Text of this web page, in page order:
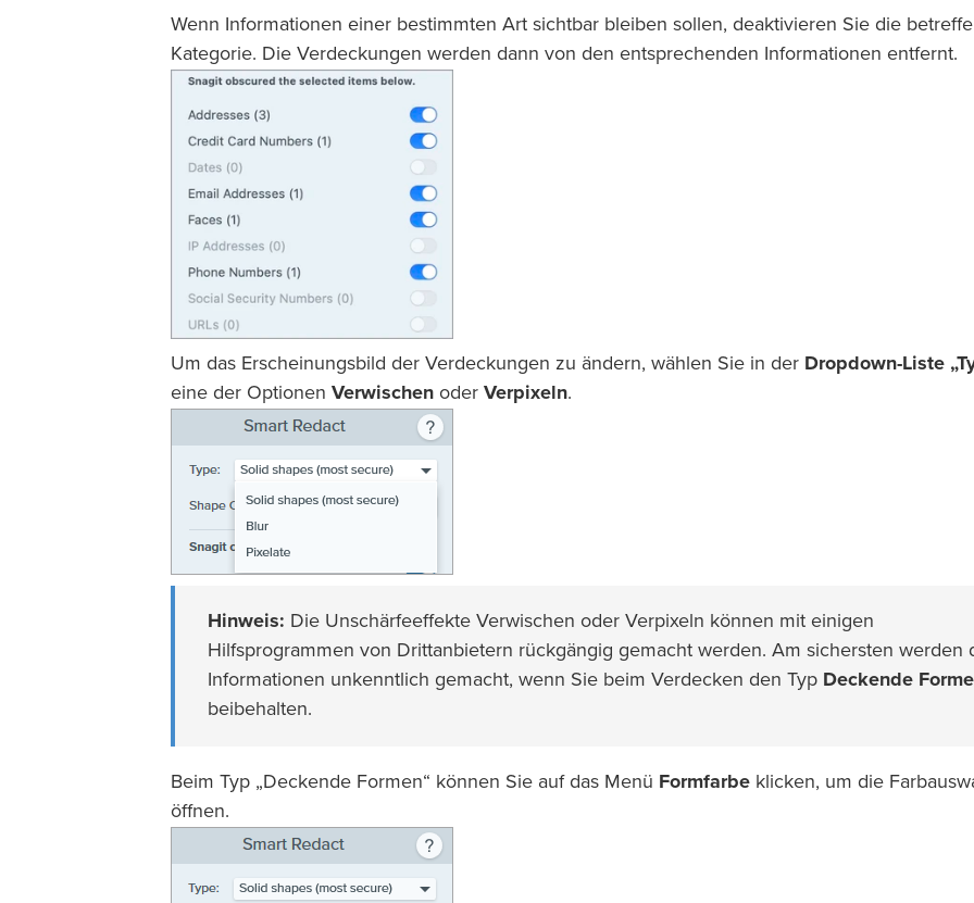
Wenn Informationen einer bestimmten Art sichtbar bleiben sollen, deaktivieren Sie die
Kategorie. Die Verdeckungen werden dann von den entsprechenden Informationen entfernt.
Um das Erscheinungsbild der Verdeckungen zu ändern, wählen Sie in der Dropdown-Liste
eine der Optionen Verwischen oder Verpixeln.
Hinweis: Die Unschärfeeffekte Verwischen oder Verpixeln können mit einigen
Hilfsprogrammen von Drittanbietern rückgängig gemacht werden. Am sichersten werden
Informationen unkenntlich gemacht, wenn Sie beim Verdecken den Typ Deckende
beibehalten.
Beim Typ „Deckende Formen“ können Sie auf das Menü Formfarbe klicken, um die
öffnen.